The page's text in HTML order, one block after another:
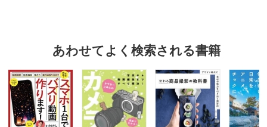
あわせてよく検索される書籍